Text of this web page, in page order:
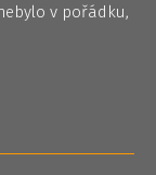
v pořádku,